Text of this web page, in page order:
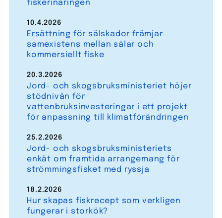
fiskerinäringen
Ersättning för sälskador främjar
samexistens mellan sälar och
kommersiellt fiske
10.4.2026
Jord- och skogsbruksministeriet höjer
stödnivån för
vattenbruksinvesteringar i ett projekt
för anpassning till klimatförändringen
20.3.2026
Jord- och skogsbruksministeriets
enkät om framtida arrangemang för
strömmingsfisket med ryssja
25.2.2026
Hur skapas fiskrecept som verkligen
fungerar i storkök?
18.2.2026